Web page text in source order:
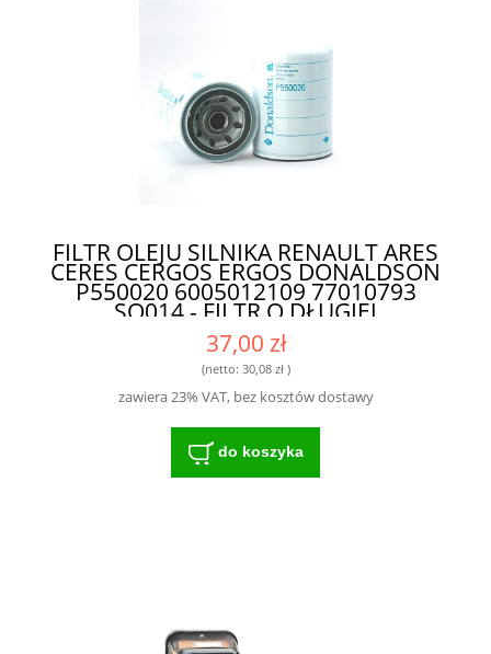
FILTR OLEJU SILNIKA RENAULT ARES
CERES CERGOS ERGOS DONALDSON
P550020 6005012109 77010793
SO014 - FILTR O DŁUGIEJ
ŻYWOTNOŚCI DO NOWOCZESNYCH
MASZYN
37,00 zł
(netto: 30,08 zł)
zawiera 23% VAT, bez kosztów dostawy
do koszyka